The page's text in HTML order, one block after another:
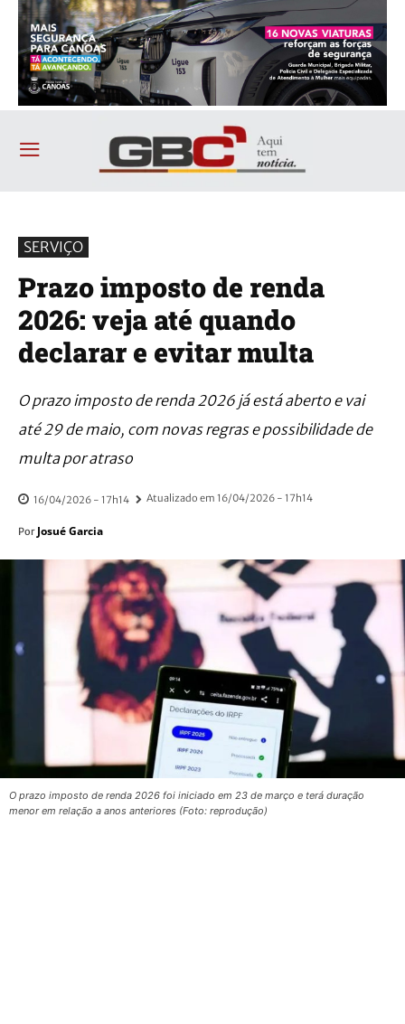
SERVIÇO
Prazo imposto de renda
2026: veja até quando
declarar e evitar multa
O prazo imposto de renda 2026 já está aberto e vai
até 29 de maio, com novas regras e possibilidade de
multa por atraso
16/04/2026 - 17h14 Atualizado em 16/04/2026 - 17h14
Por Josué Garcia
O prazo imposto de renda 2026 foi iniciado em 23 de março e terá duração
menor em relação a anos anteriores (Foto: reprodução)